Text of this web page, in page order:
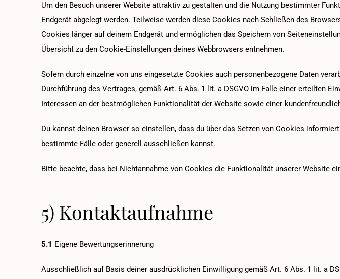
Um den Besuch unserer Website attraktiv zu gestalten und die Nutzung bestimmter
Endgerät abgelegt werden. Teilweise werden diese Cookies nach Schließen des
Cookies länger auf deinem Endgerät und ermöglichen das Speichern von
Übersicht zu den Cookie-Einstellungen deines Webbrowsers entnehmen.
Sofern durch einzelne von uns eingesetzte Cookies auch personenbezogene Daten
Durchführung des Vertrages, gemäß Art. 6 Abs. 1 lit. a DSGVO im Falle einer erteilten
Interessen an der bestmöglichen Funktionalität der Website sowie einer
Du kannst deinen Browser so einstellen, dass du über das Setzen von Cookies
bestimmte Fälle oder generell ausschließen kannst.
Bitte beachte, dass bei Nichtannahme von Cookies die Funktionalität unserer Website
5) Kontaktaufnahme
5.1 Eigene Bewertungserinnerung
Ausschließlich auf Basis deiner ausdrücklichen Einwilligung gemäß Art. 6 Abs. 1 lit. a